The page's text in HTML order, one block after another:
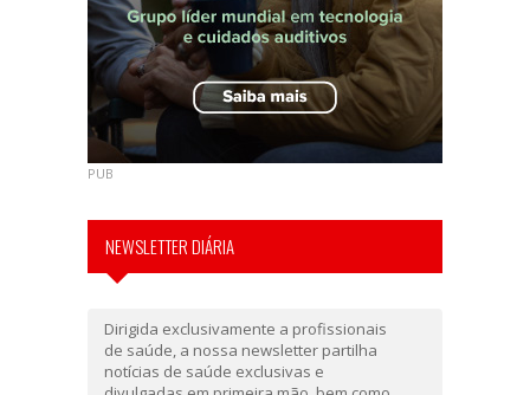
PUB
NEWSLETTER DIÁRIA
Dirigida exclusivamente a profissionais
de saúde, a nossa newsletter partilha
notícias de saúde exclusivas e